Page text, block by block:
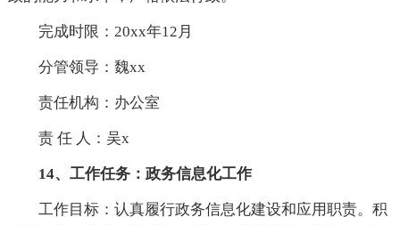
完成时限：20xx年12月
分管领导：魏xx
责任机构：办公室
责 任 人：吴x
14、工作任务：政务信息化工作
工作目标：认真履行政务信息化建设和应用职责。积